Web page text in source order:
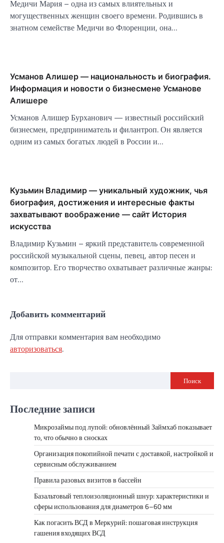
Медичи Мария – одна из самых влиятельных и
могущественных женщин своего времени. Родившись в
знатном семействе Медичи во Флоренции, она…
Усманов Алишер — национальность и биография.
Информация и новости о бизнесмене Усманове
Алишере
Усманов Алишер Бурханович — известный российский
бизнесмен, предприниматель и филантроп. Он является
одним из самых богатых людей в России и…
Кузьмин Владимир — уникальный художник, чья
биография, достижения и интересные факты
захватывают воображение — сайт История
искусства
Владимир Кузьмин – яркий представитель современной
российской музыкальной сцены, певец, автор песен и
композитор. Его творчество охватывает различные жанры:
от…
Добавить комментарий
Для отправки комментария вам необходимо
авторизоваться.
Поиск
Последние записи
Микрозаймы под лупой: обновлённый Займхаб показывает
то, что обычно в сносках
Организация покопийной печати с доставкой, настройкой и
сервисным обслуживанием
Правила разовых визитов в бассейн
Базальтовый теплоизоляционный шнур: характеристики и
сферы использования для диаметров 6–60 мм
Как погасить ВСД в Меркурий: пошаговая инструкция
гашения входящих ВСД